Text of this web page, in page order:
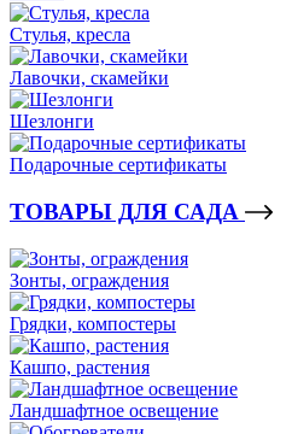
Стулья, кресла
Лавочки, скамейки
Шезлонги
Подарочные сертификаты
ТОВАРЫ ДЛЯ САДА
Зонты, ограждения
Грядки, компостеры
Кашпо, растения
Ландшафтное освещение